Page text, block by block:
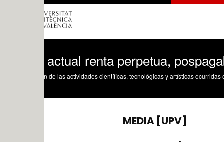
actual renta perpetua, pospagable y
de las actividades científicas, tecnológicas y artísticas ocurridas en los tres